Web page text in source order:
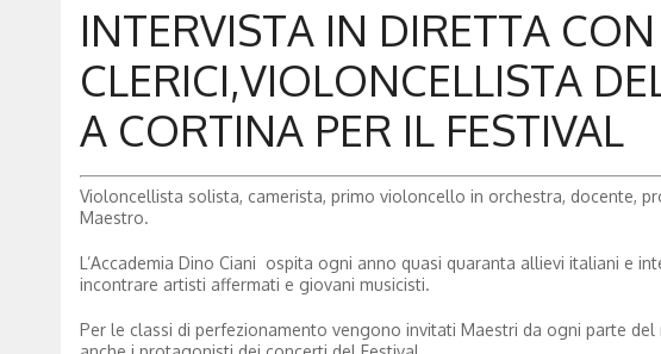
INTERVISTA IN DIRETTA
CLERICI,VIOLONCELLISTA
A CORTINA PER IL FESTIVAL
Violoncellista solista, camerista, primo violoncello in orchestra, docente,
Maestro.
L’Accademia Dino Ciani ospita ogni anno quasi quaranta allievi italiani e
incontrare artisti affermati e giovani musicisti.
Per le classi di perfezionamento vengono invitati Maestri da ogni parte